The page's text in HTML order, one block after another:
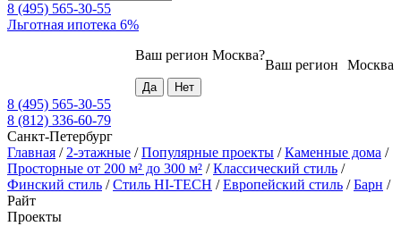
8 (495) 565-30-55
Льготная ипотека 6%
Москва
Ваш регион
Ваш регион Москва?
8 (495) 565-30-55
8 (812) 336-60-79
Санкт-Петербург
Главная / 2-этажные /Популярные проекты /Каменные дома /
Просторные от 200 м² до 300 м² /Классический стиль /
Финский стиль /Стиль HI-TECH /Европейский стиль /Барн /
Райт
Проекты